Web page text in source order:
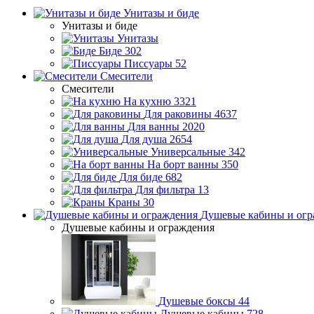
Унитазы и биде
Унитазы и биде
Унитазы
Биде 302
Писсуары 52
Смесители
Смесители
На кухню 3321
Для раковины 4637
Для ванны 2020
Для душа 2654
Универсальные 342
На борт ванны 350
Для биде 682
Для фильтра 13
Краны 30
Душевые кабины и
Душевые кабины и ограждения
Душевые боксы 44